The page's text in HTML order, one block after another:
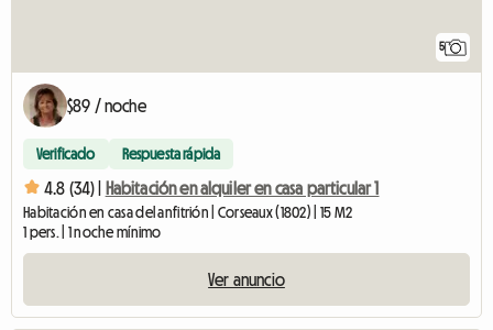
5
$89 / noche
Verificado Respuesta rápida
4.8 (34) | Habitación en alquiler en casa particular 1
Habitación en casa del anfitrión | Corseaux (1802) | 15 M2
1 pers. | 1 noche mínimo
Ver anuncio